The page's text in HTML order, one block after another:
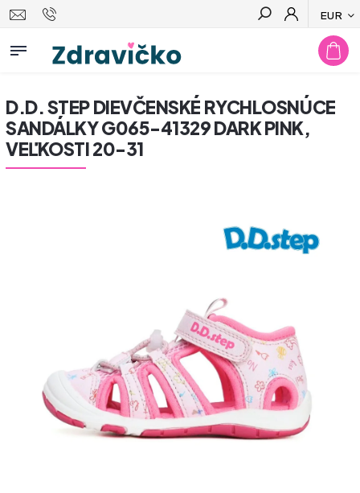
EUR
Hľadať
D.D. STEP DIEVČENSKÉ RYCHLOSNÚCE
SANDÁLKY G065-41329 DARK PINK,
VEĽKOSTI 20-31